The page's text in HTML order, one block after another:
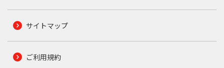
サイトマップ
ご利用規約